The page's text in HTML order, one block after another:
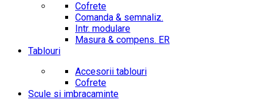
Cofrete
Comanda & semnaliz.
Intr. modulare
Masura & compens. ER
Tablouri
Accesorii tablouri
Cofrete
Scule si imbracaminte